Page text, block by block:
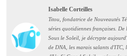
Isabelle Corteilles
Titou, fondatrice de Nouveautés
séries quotidiennes françaises.
Sous le Soleil, je décrypte
de DNA, les marais salants d'ITC,